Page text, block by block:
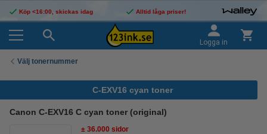
Köp <16:00, skickas idag Alltid låga priser!
Logga in
Välj tonernummer
C-EXV16 cyan toner
Canon C-EXV16 C cyan toner (original)
± 36.000 sidor